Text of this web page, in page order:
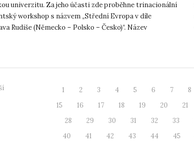
univerzitu. Za jeho účasti zde proběhne trinacionální
workshop s názvem „Střední Evropa v díle
Rudiše (Německo – Polsko – Česko)“. Název
1 2 3 4 5 6 7 8
15
16 17 18 19 20 21
28
29 30 31 32 33
40
41 42 43 44 45